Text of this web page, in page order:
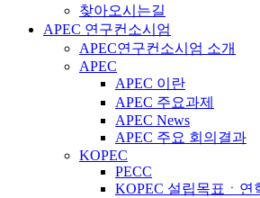
찾아오시는길
APEC 연구컨소시엄
APEC연구컨소시엄 소개
APEC
APEC 이란
APEC 주요과제
APEC News
APEC 주요 회의결과
KOPEC
PECC
KOPEC 설립목표ㆍ연